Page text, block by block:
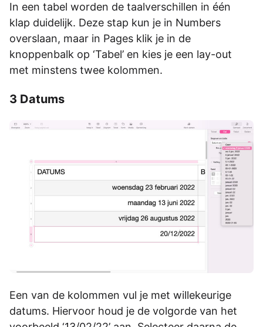
In een tabel worden de taalverschillen in één
klap duidelijk. Deze stap kun je in Numbers
overslaan, maar in Pages klik je in de
knoppenbalk op ‘Tabel’ en kies je een lay-out
met minstens twee kolommen.
3 Datums
Een van de kolommen vul je met willekeurige
datums. Hiervoor houd je de volgorde van het